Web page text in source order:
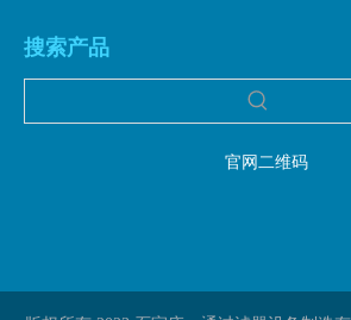
搜索产品
官网二维码